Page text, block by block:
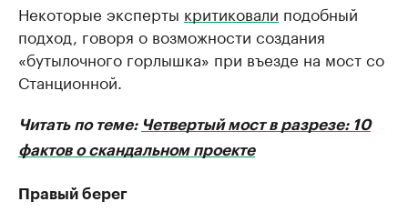
Некоторые эксперты критиковали подобный
подход, говоря о возможности создания
«бутылочного горлышка» при въезде на мост со
Станционной.
Читать по теме: Четвертый мост в разрезе: 10
фактов о скандальном проекте
Правый берег